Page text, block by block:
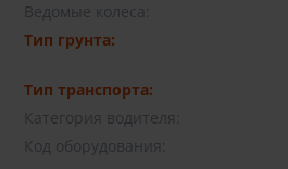
Ведомые колеса:
Тип грунта:
Тип транспорта:
Категория водителя:
Код оборудования: